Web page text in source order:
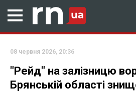
08 червня 2026, 20:36
"Рейд" на залізницю
Брянській області